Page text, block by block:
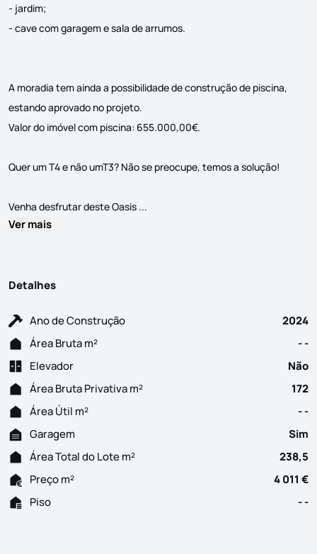
- jardim;
- cave com garagem e sala de arrumos.
A moradia tem ainda a possibilidade de construção de piscina,
estando aprovado no projeto.
Valor do imóvel com piscina: 655.000,00€.
Quer um T4 e não umT3? Não se preocupe, temos a solução!
Venha desfrutar deste Oasis ...
Ver mais
Detalhes
Ano de Construção
2024
Área Bruta m²
- -
Elevador
Não
Área Bruta Privativa m²
172
Área Útil m²
- -
Garagem
Sim
Área Total do Lote m²
238,5
Preço m²
4 011 €
Piso
- -